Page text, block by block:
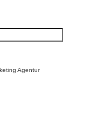
Agentur